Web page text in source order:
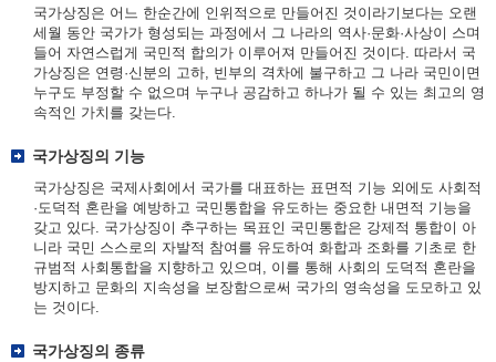
국가상징은 어느 한순간에 인위적으로 만들어진 것이라기보다는 오랜
세월 동안 국가가 형성되는 과정에서 그 나라의 역사·문화·사상이 스며
들어 자연스럽게 국민적 합의가 이루어져 만들어진 것이다. 따라서 국
가상징은 연령·신분의 고하, 빈부의 격차에 불구하고 그 나라 국민이면
누구도 부정할 수 없으며 누구나 공감하고 하나가 될 수 있는 최고의 영
속적인 가치를 갖는다.
국가상징의 기능
국가상징은 국제사회에서 국가를 대표하는 표면적 기능 외에도 사회적
·도덕적 혼란을 예방하고 국민통합을 유도하는 중요한 내면적 기능을
갖고 있다. 국가상징이 추구하는 목표인 국민통합은 강제적 통합이 아
니라 국민 스스로의 자발적 참여를 유도하여 화합과 조화를 기초로 한
규범적 사회통합을 지향하고 있으며, 이를 통해 사회의 도덕적 혼란을
방지하고 문화의 지속성을 보장함으로써 국가의 영속성을 도모하고 있
는 것이다.
국가상징의 종류